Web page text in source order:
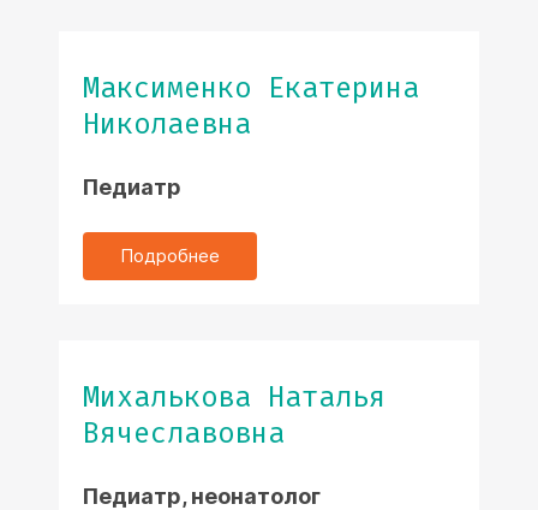
Максименко Екатерина
Николаевна
Педиатр
Подробнее
Михалькова Наталья
Вячеславовна
Педиатр, неонатолог